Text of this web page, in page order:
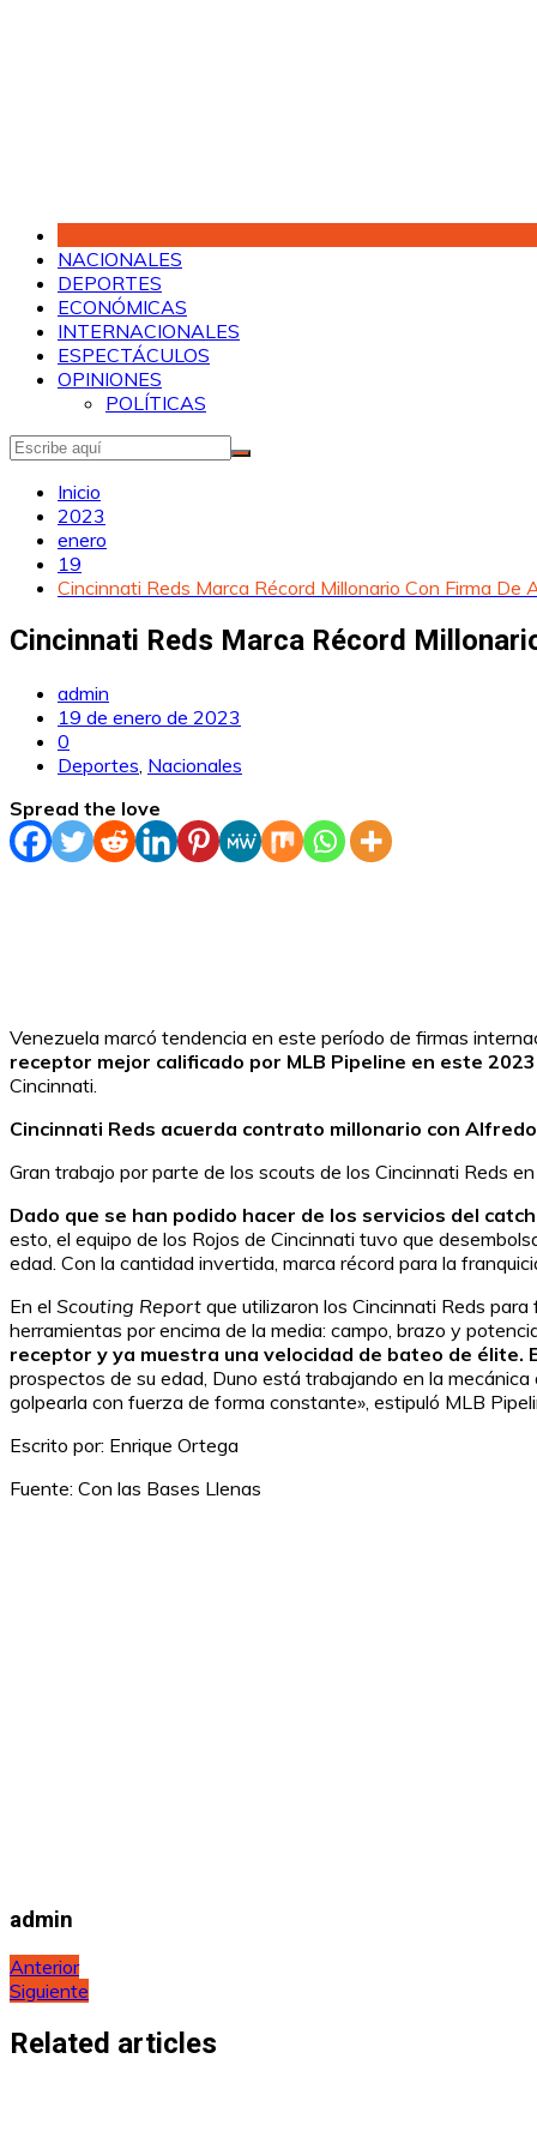
NACIONALES
DEPORTES
ECONÓMICAS
INTERNACIONALES
ESPECTÁCULOS
OPINIONES
POLÍTICAS
Inicio
2023
enero
19
Cincinnati Reds Marca Récord Millonario Con Firma De
Cincinnati Reds Marca Récord
admin
19 de enero de 2023
0
Deportes Nacionales
Spread the love
Venezuela marcó tendencia en este período de firmas
receptor mejor calificado por MLB Pipeline en este
Cincinnati.
Cincinnati Reds acuerda contrato millonario con
Gran trabajo por parte de los scouts de los Cincinnati Reds
Dado que se han podido hacer de los servicios del
esto, el equipo de los Rojos de Cincinnati tuvo que
edad. Con la cantidad invertida, marca récord para la
En el Scouting Report que utilizaron los Cincinnati Reds
herramientas por encima de la media: campo, brazo y
receptor y ya muestra una velocidad de bateo de
prospectos de su edad, Duno está trabajando en la
golpearla con fuerza de forma constante», estipuló MLB
Escrito por: Enrique Ortega
Fuente: Con las Bases Llenas
admin
Navegación
de
entradas
Anterior
Siguiente
Related articles